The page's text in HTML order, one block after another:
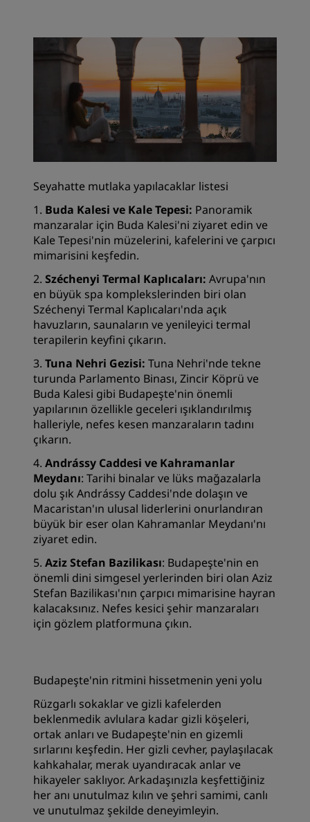
Seyahatte mutlaka yapılacaklar listesi
1. Buda Kalesi ve Kale Tepesi: Panoramik
manzaralar için Buda Kalesi'ni ziyaret edin ve
Kale Tepesi'nin müzelerini, kafelerini ve çarpıcı
mimarisini keşfedin.
2. Széchenyi Termal Kaplıcaları: Avrupa'nın
en büyük spa komplekslerinden biri olan
Széchenyi Termal Kaplıcaları'nda açık
havuzların, saunaların ve yenileyici termal
terapilerin keyfini çıkarın.
3. Tuna Nehri Gezisi: Tuna Nehri'nde tekne
turunda Parlamento Binası, Zincir Köprü ve
Buda Kalesi gibi Budapeşte'nin önemli
yapılarının özellikle geceleri ışıklandırılmış
halleriyle, nefes kesen manzaraların tadını
çıkarın.
4. Andrássy Caddesi ve Kahramanlar
Meydanı: Tarihi binalar ve lüks mağazalarla
dolu şık Andrássy Caddesi'nde dolaşın ve
Macaristan'ın ulusal liderlerini onurlandıran
büyük bir eser olan Kahramanlar Meydanı'nı
ziyaret edin.
5. Aziz Stefan Bazilikası: Budapeşte'nin en
önemli dini simgesel yerlerinden biri olan Aziz
Stefan Bazilikası'nın çarpıcı mimarisine hayran
kalacaksınız. Nefes kesici şehir manzaraları
için gözlem platformuna çıkın.
Budapeşte'nin ritmini hissetmenin yeni yolu
Rüzgarlı sokaklar ve gizli kafelerden
beklenmedik avlulara kadar gizli köşeleri,
ortak anları ve Budapeşte'nin en gizemli
sırlarını keşfedin. Her gizli cevher, paylaşılacak
kahkahalar, merak uyandıracak anlar ve
hikayeler saklıyor. Arkadaşınızla keşfettiğiniz
her anı unutulmaz kılın ve şehri samimi, canlı
ve unutulmaz şekilde deneyimleyin.